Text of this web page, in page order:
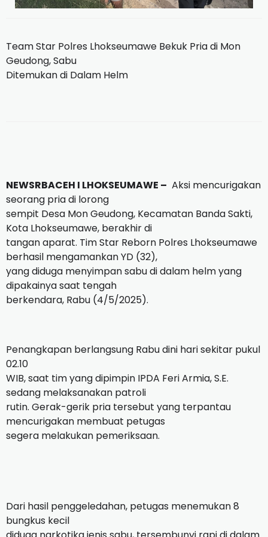
Team Star Polres Lhokseumawe Bekuk Pria di Mon
Geudong, Sabu
Ditemukan di Dalam Helm
NEWSRBACEH I LHOKSEUMAWE – Aksi mencurigakan
seorang pria di lorong
sempit Desa Mon Geudong, Kecamatan Banda Sakti,
Kota Lhokseumawe, berakhir di
tangan aparat. Tim Star Reborn Polres Lhokseumawe
berhasil mengamankan YD (32),
yang diduga menyimpan sabu di dalam helm yang
dipakainya saat tengah
berkendara, Rabu (4/5/2025).
Penangkapan berlangsung Rabu dini hari sekitar pukul
02.10
WIB, saat tim yang dipimpin IPDA Feri Armia, S.E.
sedang melaksanakan patroli
rutin. Gerak-gerik pria tersebut yang terpantau
mencurigakan membuat petugas
segera melakukan pemeriksaan.
Dari hasil penggeledahan, petugas menemukan 8
bungkus kecil